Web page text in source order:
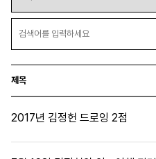
제목
2017년 김정헌 드로잉 2점